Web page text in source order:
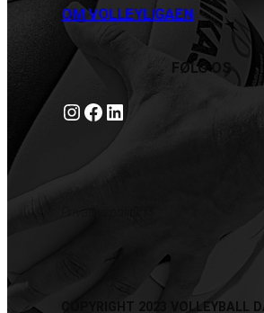
OM VOLLEYLIGAEN
FØLG OS
Instagram https://www.facebook.com/danishbeachvolleytour LinkedIn
COPYRIGHT 2023 VOLLEYBALL